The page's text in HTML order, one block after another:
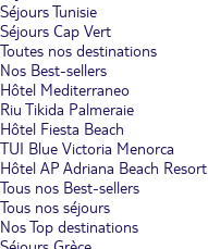
Séjours Tunisie
Séjours Cap Vert
Toutes nos destinations
Nos Best-sellers
Hôtel Mediterraneo
Riu Tikida Palmeraie
Hôtel Fiesta Beach
TUI Blue Victoria Menorca
Hôtel AP Adriana Beach Resort
Tous nos Best-sellers
Tous nos séjours
Nos Top destinations